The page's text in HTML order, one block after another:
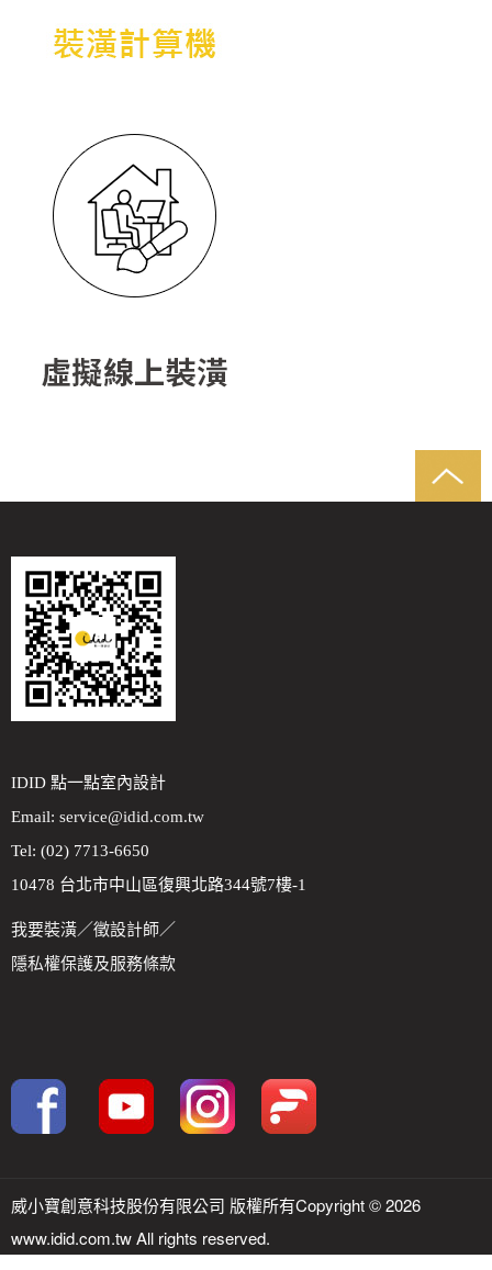
IDID 點一點室內設計
Email: service@idid.com.tw
Tel: (02) 7713-6650
10478 台北市中山區復興北路344號7樓-1
我要裝潢／徵設計師／
隱私權保護及服務條款
威小寶創意科技股份有限公司 版權所有Copyright © 2026
www.idid.com.tw All rights reserved.